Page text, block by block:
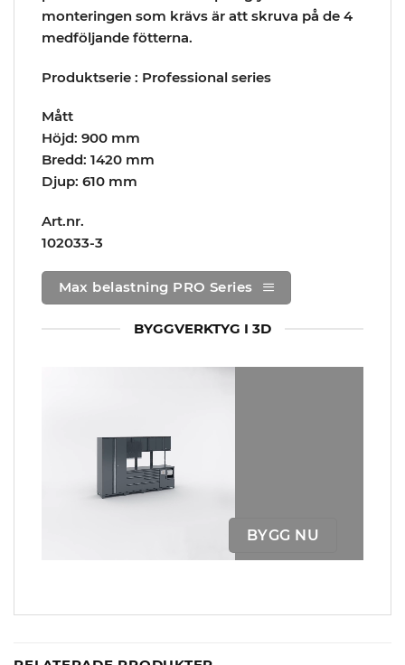
monteringen som krävs är att skruva på de 4
medföljande fötterna.
Produktserie : Professional series
Mått
Höjd: 900 mm
Bredd: 1420 mm
Djup: 610 mm
Art.nr.
102033-3
Max belastning PRO Series
BYGGVERKTYG I 3D
BYGG NU